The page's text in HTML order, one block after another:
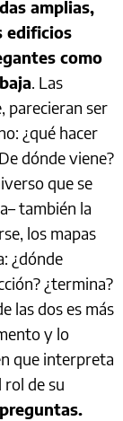
amplias,
edificios
como
. Las
parecieran ser
¿qué hacer
dónde viene?
que se
también la
los mapas
¿dónde
¿termina?
las dos es más
y lo
que interpreta
rol de su